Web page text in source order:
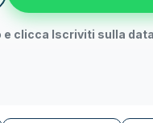
e clicca Iscriviti sulla